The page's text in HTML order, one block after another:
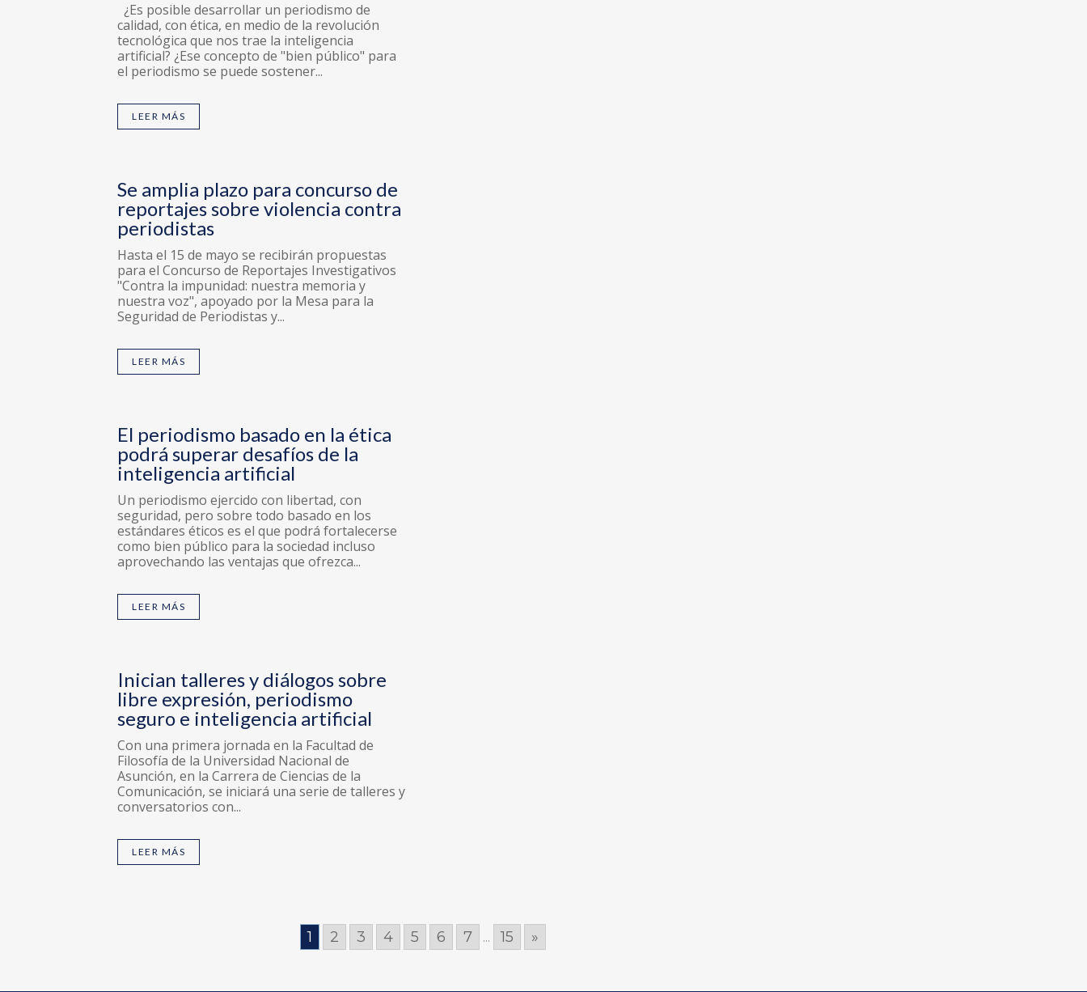
¿Es posible desarrollar un periodismo de
calidad, con ética, en medio de la revolución
tecnológica que nos trae la inteligencia
artificial? ¿Ese concepto de "bien público" para
el periodismo se puede sostener...
LEER MÁS
Se amplia plazo para concurso de
reportajes sobre violencia contra
periodistas
Hasta el 15 de mayo se recibirán propuestas
para el Concurso de Reportajes Investigativos
"Contra la impunidad: nuestra memoria y
nuestra voz", apoyado por la Mesa para la
Seguridad de Periodistas y...
LEER MÁS
El periodismo basado en la ética
podrá superar desafíos de la
inteligencia artificial
Un periodismo ejercido con libertad, con
seguridad, pero sobre todo basado en los
estándares éticos es el que podrá fortalecerse
como bien público para la sociedad incluso
aprovechando las ventajas que ofrezca...
LEER MÁS
Inician talleres y diálogos sobre
libre expresión, periodismo
seguro e inteligencia artificial
Con una primera jornada en la Facultad de
Filosofía de la Universidad Nacional de
Asunción, en la Carrera de Ciencias de la
Comunicación, se iniciará una serie de talleres y
conversatorios con...
LEER MÁS
1 2 3 4 5 6 7 ... 15 »